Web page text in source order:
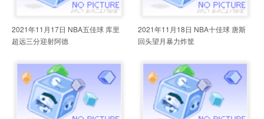
2021年11月17日 NBA五佳球 库里
超远三分迎射阿德
2021年11月18日 NBA十佳球 唐斯
回头望月暴力炸筐